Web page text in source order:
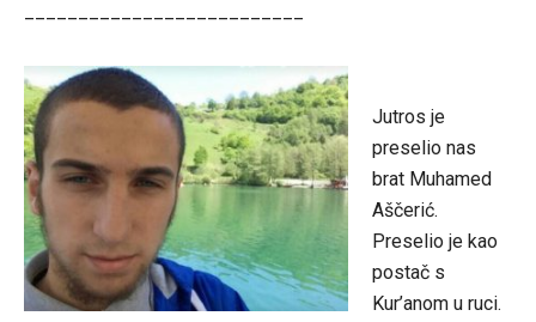
Jutros je
preselio nas
brat Muhamed
Aščerić.
Preselio je kao
postač s
Kur’anom u ruci.